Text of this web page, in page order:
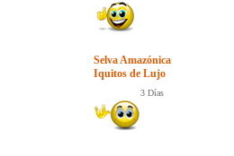
Selva Amazónica
Iquitos de Lujo
3 Días